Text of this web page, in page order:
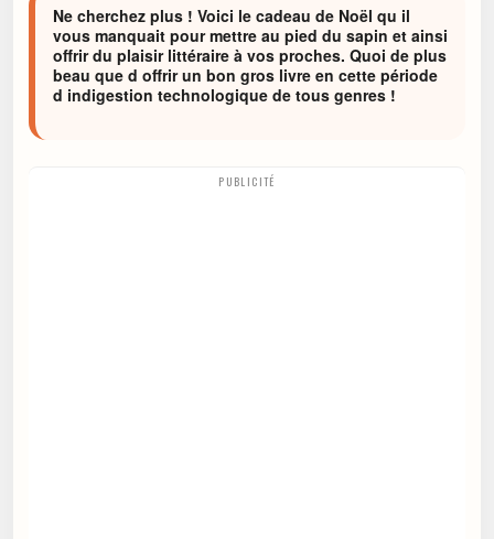
Ne cherchez plus ! Voici le cadeau de Noël qu il
vous manquait pour mettre au pied du sapin et ainsi
offrir du plaisir littéraire à vos proches. Quoi de plus
beau que d offrir un bon gros livre en cette période
d indigestion technologique de tous genres !
PUBLICITÉ